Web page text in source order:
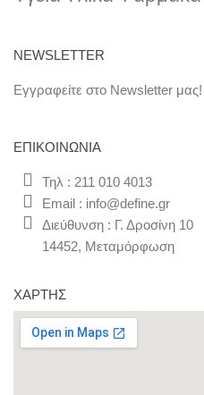
NEWSLETTER
Εγγραφείτε στο Newsletter μας!
ΕΠΙΚΟΙΝΩΝΊΑ
Τηλ : 211 010 4013
Email : info@define.gr
Διεύθυνση : Γ. Δροσίνη 10
14452, Μεταμόρφωση
ΧΆΡΤΗΣ